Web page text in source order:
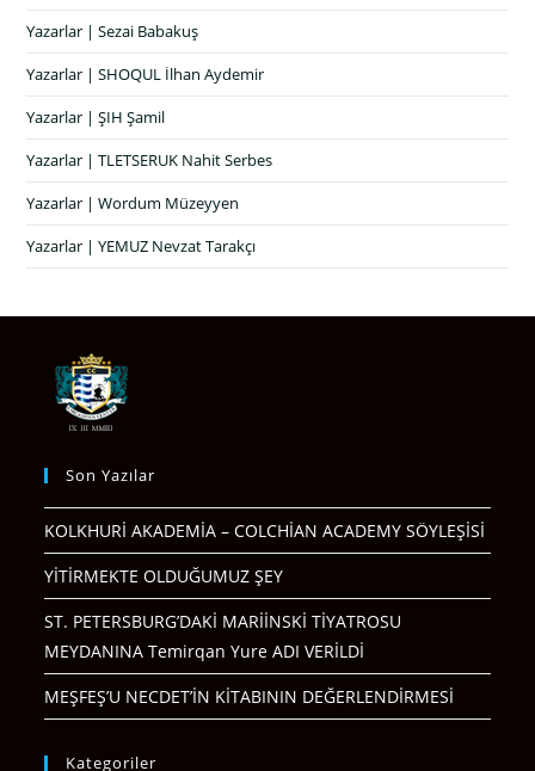
Yazarlar | Sezai Babakuş
Yazarlar | SHOQUL İlhan Aydemir
Yazarlar | ŞIH Şamil
Yazarlar | TLETSERUK Nahit Serbes
Yazarlar | Wordum Müzeyyen
Yazarlar | YEMUZ Nevzat Tarakçı
Son Yazılar
KOLKHURİ AKADEMİA – COLCHİAN ACADEMY SÖYLEŞİSİ
YİTİRMEKTE OLDUĞUMUZ ŞEY
ST. PETERSBURG’DAKİ MARİİNSKİ TİYATROSU
MEYDANINA Temirqan Yure ADI VERİLDİ
MEŞFEŞ’U NECDET’İN KİTABININ DEĞERLENDİRMESİ
Kategoriler